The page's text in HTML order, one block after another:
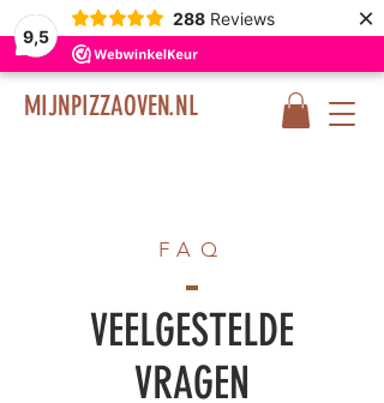
9,5
288 Reviews ×
MIJNPIZZAOVEN.NL
FAQ
VEELGESTELDE
VRAGEN